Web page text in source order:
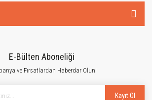
E-Bülten Aboneliği
ve Fırsatlardan Haberdar Olun!
Kayıt Ol